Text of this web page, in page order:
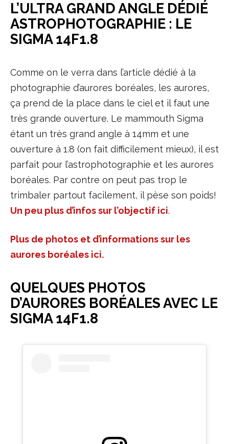
L’ULTRA GRAND ANGLE DÉDIÉ
ASTROPHOTOGRAPHIE : LE
SIGMA 14F1.8
Comme on le verra dans l’article dédié à la
photographie d’aurores boréales, les aurores,
ça prend de la place dans le ciel et il faut une
très grande ouverture. Le mammouth Sigma
étant un très grand angle à 14mm et une
ouverture à 1.8 (on fait difficilement mieux), il est
parfait pour l’astrophotographie et les aurores
boréales. Par contre on peut pas trop le
trimbaler partout facilement, il pèse son poids!
Un peu plus d’infos sur l’objectif ici.
Plus de photos et d’informations sur les
aurores boréales ici.
QUELQUES PHOTOS
D’AURORES BORÉALES AVEC LE
SIGMA 14F1.8